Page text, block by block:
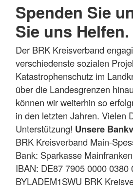
Spenden Sie
Sie uns Helfen.
Der BRK Kreisverband
verschiedenste sozialen
Katastrophenschutz im
über die Landesgrenzen
können wir weiterhin so
in den letzten Jahren. Vielen
Unterstützung! Unsere
BRK Kreisverband Main-
Bank: Sparkasse
IBAN: DE87 7905 0000
BYLADEM1SWU BRK